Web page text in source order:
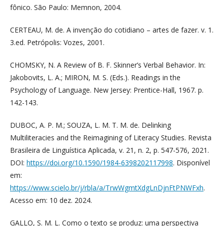
fônico. São Paulo: Memnon, 2004.
CERTEAU, M. de. A invenção do cotidiano – artes de fazer. v. 1.
3.ed. Petrópolis: Vozes, 2001.
CHOMSKY, N. A Review of B. F. Skinner’s Verbal Behavior. In:
Jakobovits, L. A.; MIRON, M. S. (Eds.). Readings in the
Psychology of Language. New Jersey: Prentice-Hall, 1967. p.
142-143.
DUBOC, A. P. M.; SOUZA, L. M. T. M. de. Delinking
Multiliteracies and the Reimagining of Literacy Studies. Revista
Brasileira de Linguística Aplicada, v. 21, n. 2, p. 547-576, 2021.
DOI: https://doi.org/10.1590/1984-6398202117998. Disponível
em:
https://www.scielo.br/j/rbla/a/TrwWgmtXdgLnDjnFtPNWFxh.
Acesso em: 10 dez. 2024.
GALLO, S. M. L. Como o texto se produz: uma perspectiva